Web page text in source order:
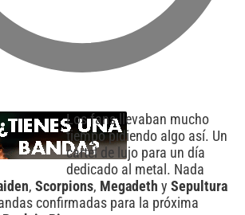
Los fans llevaban mucho
tiempo pidiendo algo así. Un
cartel de lujo para un día
dedicado al metal. Nada
, Scorpions, Megadeth y Sepultura
confirmadas para la próxima